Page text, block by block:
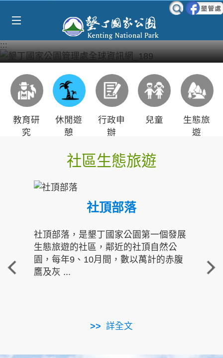
:::
教育研
究
休閒遊
憩
行政申
辦
兒童
生態旅
遊
社區生態旅遊
社頂部落
社頂部落，是墾丁國家公園第一個發展
生態旅遊的社區，鄰近的社頂自然公
園，每年9、10月間，數以萬計的赤腹
鷹及灰 ...
詳全文
重
走進